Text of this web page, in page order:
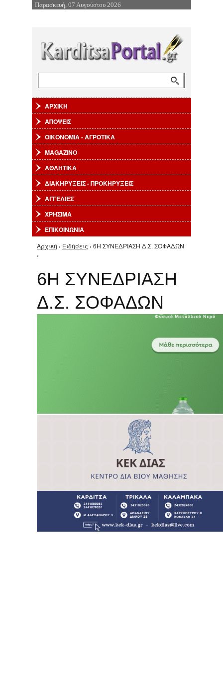
Επιστροφή στην Πλοήγηση
Παρασκευή, 07 Αυγούστου 2026
ΑΡΧΙΚΗ
ΑΠΟΨΕΙΣ
ΟΙΚΟΝΟΜΙΑ - ΑΓΡΟΤΙΚΑ
MAGAZINO
ΑΘΛΗΤΙΚΑ
ΔΙΑΚΗΡΥΞΕΙΣ - ΠΡΟΚΗΡΥΞΕΙΣ
ΑΓΓΕΛΙΕΣ
ΧΡΗΣΙΜΑ
ΕΠΙΚΟΙΝΩΝΙΑ
Είστε εδώ
Αρχική › Ειδήσεις › 6Η ΣΥΝΕΔΡΙΑΣΗ Δ.Σ. ΣΟΦΑΔΩΝ
›
6Η ΣΥΝΕΔΡΙΑΣΗ
Δ.Σ. ΣΟΦΑΔΩΝ